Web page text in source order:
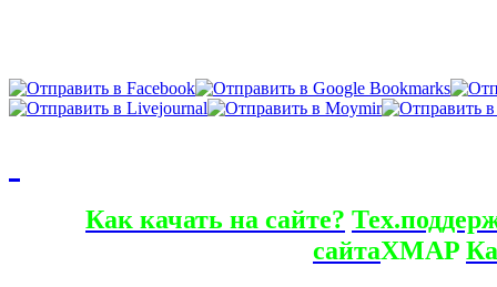
Как качать на сайте?
сайтаXMAP